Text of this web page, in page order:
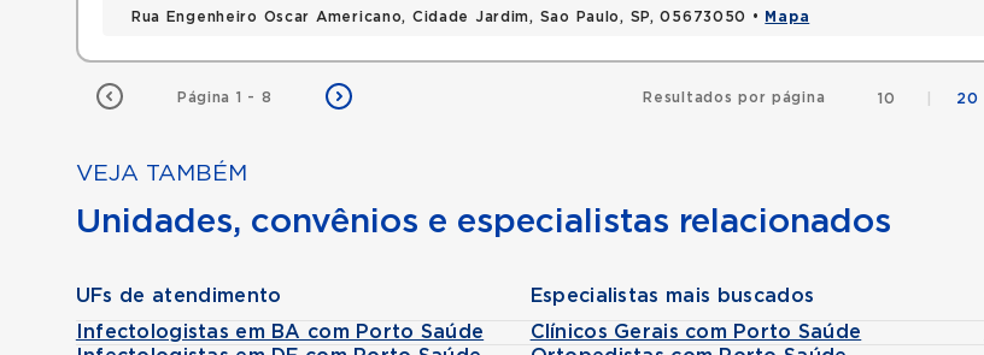
Rua Engenheiro Oscar Americano, Cidade Jardim, Sao Paulo, SP, 05673050 • Mapa
Página 1 - 8 Resultados por página 10 20
VEJA TAMBÉM
Unidades, convênios e especialistas relacionados
UFs de atendimento
Infectologistas em BA com Porto Saúde
Especialistas mais buscados
Clínicos Gerais com Porto Saúde